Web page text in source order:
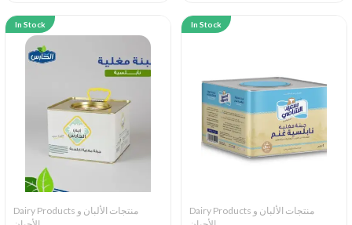
In Stock
Dairy Products منتجات الألبان و
In Stock
Dairy Products منتجات الألبان و